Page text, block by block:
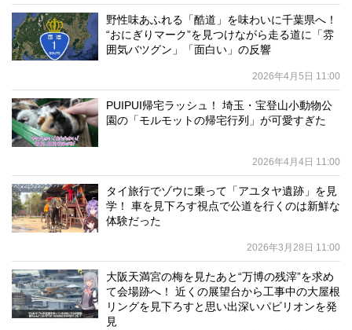
野性味あふれる「酷道」を味わいに千葉県へ！
“おにぎりマーク”を見つけながら走る道に「雰
囲気バツグン」「面白い」の反響
2026年4月5日 11:00
PUIPUI帰宅ラッシュ！ 埼玉・宝登山小動物公
園の「モルモットの帰宅行列」が可愛すぎた
2026年4月4日 11:00
タイ旅行でゾウに乗って「アユタヤ遺跡」を見
学！ 車を見下ろす視点で公道を行くのは新鮮な
体験だった
2026年3月28日 11:00
大阪天満宮の梅を見たあと“万博の残滓”を求め
て会場跡へ！ 近くの展望台から工事中の大屋根
リングを見下ろすと思い出深いパビリオンを発
見